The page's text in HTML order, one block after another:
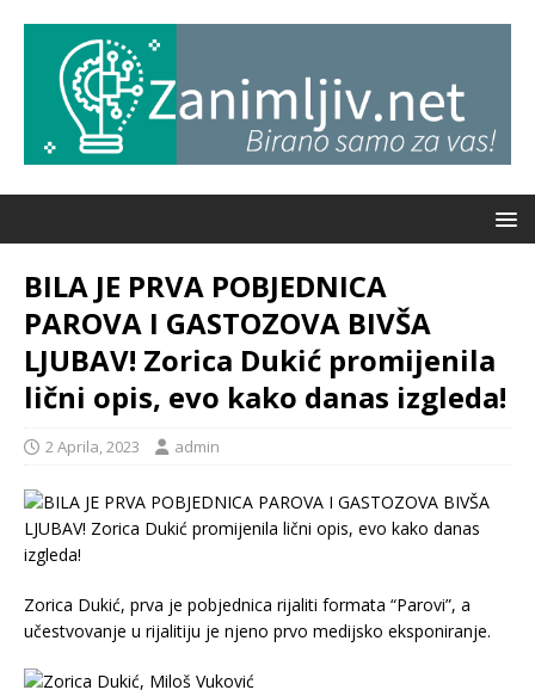
BILA JE PRVA POBJEDNICA
PAROVA I GASTOZOVA BIVŠA
LJUBAV! Zorica Dukić promijenila
lični opis, evo kako danas izgleda!
2 Aprila, 2023 admin
Zorica Dukić, prva je pobjednica rijaliti formata “Parovi”, a
učestvovanje u rijalitiju je njeno prvo medijsko eksponiranje.